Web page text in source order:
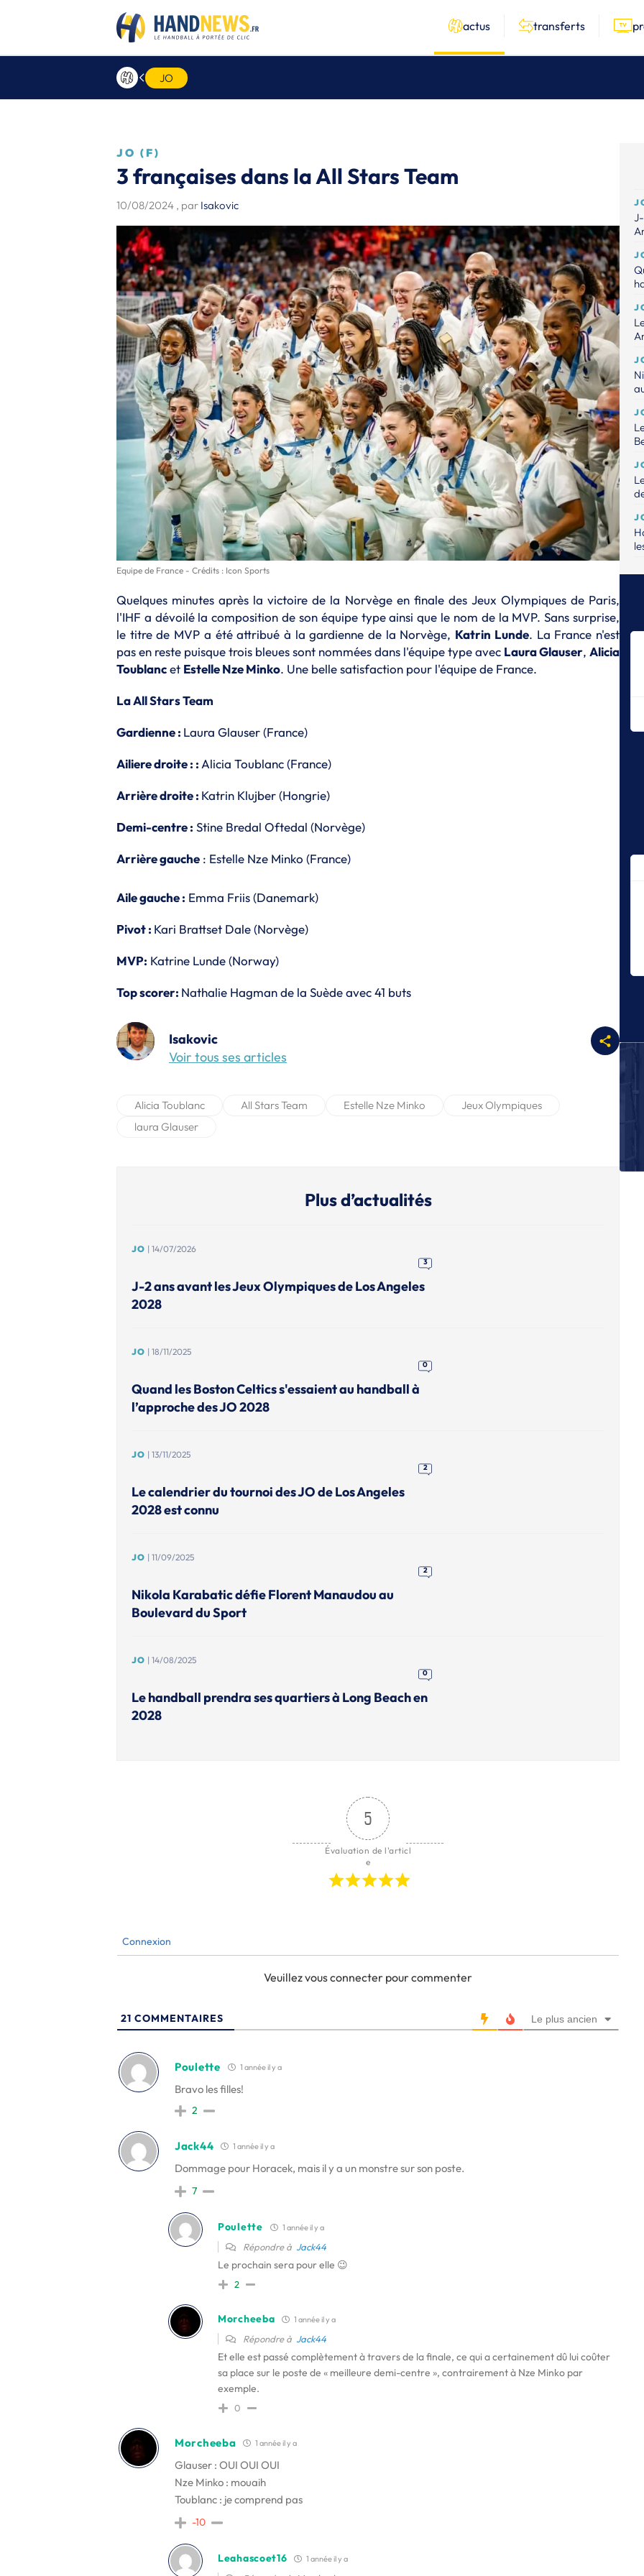
actus transferts
JO
JO (F)
3 françaises dans la All Stars Team
10/08/2024 , par Isakovic
Equipe de France - Crédits : Icon Sports
Quelques minutes après la victoire de la Norvège en finale des Jeux Olympiques de Paris,
l'IHF a dévoilé la composition de son équipe type ainsi que le nom de la MVP. Sans surprise,
le titre de MVP a été attribué à la gardienne de la Norvège, Katrin Lunde. La France n'est
pas en reste puisque trois bleues sont nommées dans l'équipe type avec Laura Glauser, Alicia
Toublancet Estelle Nze Minko. Une belle satisfaction pour l'équipe de France.
La All Stars Team
Gardienne : Laura Glauser (France)
Ailiere droite : :Alicia Toublanc (France)
Arrière droite : Katrin Klujber (Hongrie)
Demi-centre : Stine Bredal Oftedal (Norvège)
Arrière gauche : Estelle Nze Minko (France)
Aile gauche : Emma Friis (Danemark)
Pivot : Kari Brattset Dale (Norvège)
MVP: Katrine Lunde (Norway)
Top scorer: Nathalie Hagman de la Suède avec 41 buts
Isakovic
Voir tous ses articles
Alicia Toublanc All Stars Team Estelle Nze Minko
Jeux Olympiques
laura Glauser
Plus d’actualités
JO | 14/07/2026
3
J-2 ans avant les Jeux Olympiques de Los Angeles
2028
JO | 18/11/2025
0
Quand les Boston Celtics s'essaient au handball à
l’approche des JO 2028
JO | 13/11/2025
2
Le calendrier du tournoi des JO de Los Angeles
2028 est connu
JO | 11/09/2025
2
Nikola Karabatic défie Florent Manaudou au
Boulevard du Sport
JO | 14/08/2025
0
Le handball prendra ses quartiers à Long Beach en
2028
5
Évaluation de l'articl
e
Connexion
Veuillez vous connecter pour commenter
21 COMMENTAIRES Le plus ancien
Poulette 1 année il y a
Bravo les filles!
2
Jack44 1 année il y a
Dommage pour Horacek, mais il y a un monstre sur son poste.
7
Poulette 1 année il y a
Répondre à Jack44
Le prochain sera pour elle 😉
2
Morcheeba 1 année il y a
Répondre à Jack44
Et elle est passé complètement à travers de la finale, ce qui a certainement dû lui coûter
sa place sur le poste de « meilleure demi-centre », contrairement à Nze Minko par
exemple.
0
Morcheeba 1 année il y a
Glauser : OUI OUI OUI
Nze Minko : mouaih
Toublanc : je comprend pas
-10
Leahascoet16 1 année il y a